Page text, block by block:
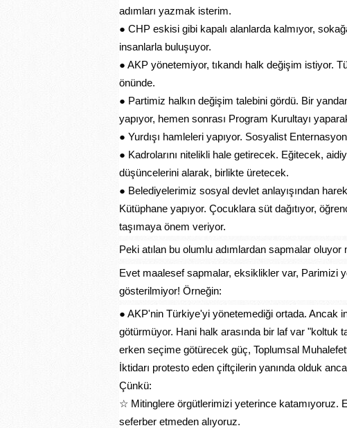
adımları yazmak isterim.
● CHP eskisi gibi kapalı alanlarda kalmıyor,
insanlarla buluşuyor.
● AKP yönetemiyor, tıkandı halk değişim istiyor.
önünde.
● Partimiz halkın değişim talebini gördü. Bir
yapıyor, hemen sonrası Program Kurultayı
● Yurdışı hamleleri yapıyor. Sosyalist
● Kadrolarını nitelikli hale getirecek. Eğitecek,
düşüncelerini alarak, birlikte üretecek.
● Belediyelerimiz sosyal devlet anlayışından
Kütüphane yapıyor. Çocuklara süt dağıtıyor,
taşımaya önem veriyor.
Peki atılan bu olumlu adımlardan sapmalar
Evet maalesef sapmalar, eksiklikler var, Parimizi
gösterilmiyor! Örneğin:
● AKP'nin Türkiye'yi yönetemediği ortada. Ancak
götürmüyor. Hani halk arasında bir laf var "koltuk
erken seçime götürecek güç, Toplumsal
İktidarı protesto eden çiftçilerin yanında olduk
Çünkü:
☆ Mitinglere örgütlerimizi yeterince katamıyoruz.
seferber etmeden alıyoruz.